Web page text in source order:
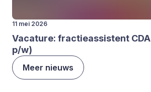
11 mei 2026
Vaca­tu­re: frac­tie­as­sis­tent CDA
p/​w)
Meer nieuws